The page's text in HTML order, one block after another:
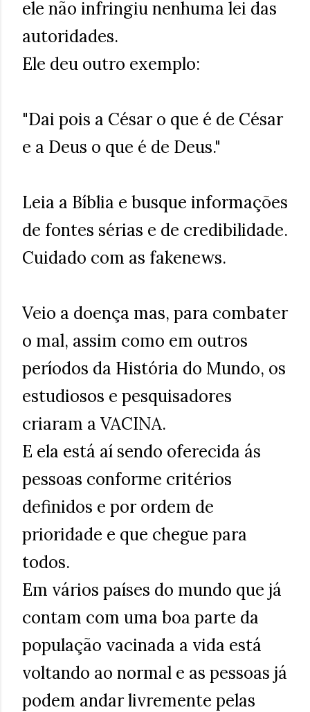
ele não infringiu nenhuma lei das
autoridades.
Ele deu outro exemplo:
"Dai pois a César o que é de César
e a Deus o que é de Deus."
Leia a Bíblia e busque informações
de fontes sérias e de credibilidade.
Cuidado com as fakenews.
Veio a doença mas, para combater
o mal, assim como em outros
períodos da História do Mundo, os
estudiosos e pesquisadores
criaram a VACINA.
E ela está aí sendo oferecida ás
pessoas conforme critérios
definidos e por ordem de
prioridade e que chegue para
todos.
Em vários países do mundo que já
contam com uma boa parte da
população vacinada a vida está
voltando ao normal e as pessoas já
podem andar livremente pelas